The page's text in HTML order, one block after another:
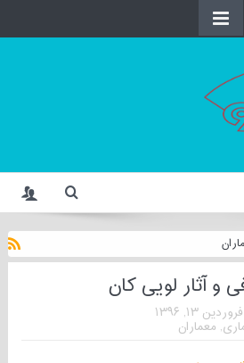
و آثار لویی کان
فروردین ۱۳, ۱۳۹۶
, معماران